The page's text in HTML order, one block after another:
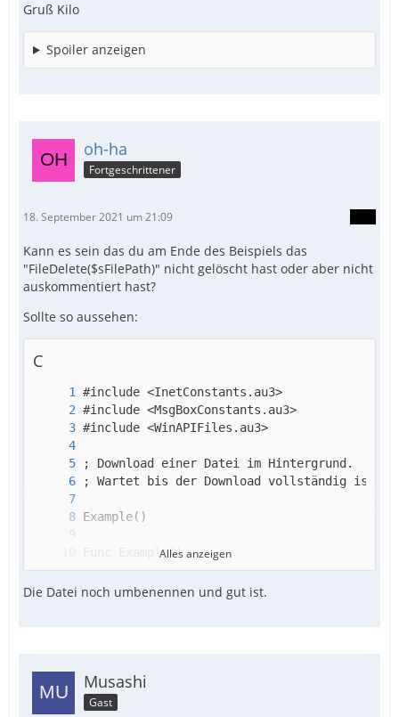
Gruß Kilo
Spoiler anzeigen
oh-ha
Fortgeschrittener
18. September 2021 um 21:09
Kann es sein das du am Ende des Beispiels das
"FileDelete($sFilePath)" nicht gelöscht hast oder aber nicht
auskommentiert hast?
Sollte so aussehen:
C
Alles anzeigen
Die Datei noch umbenennen und gut ist.
Musashi
Gast